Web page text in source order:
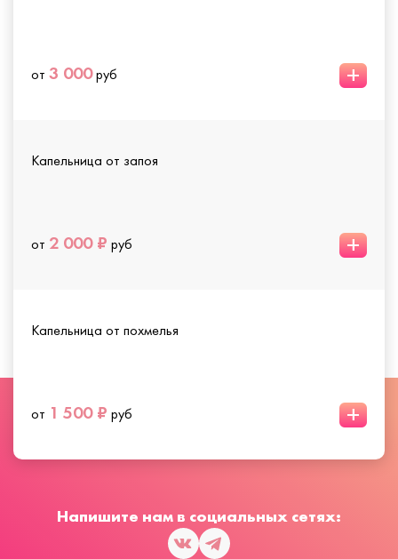
от 3 000руб +
Капельница от запоя
от 2 000 ₽ руб +
Капельница от похмелья
от 1 500 ₽ руб +
Напишите нам в социальных сетях: